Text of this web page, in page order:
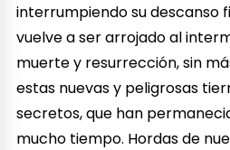
interrumpiendo su descanso
vuelve a ser arrojado al
muerte y resurrección, sin
estas nuevas y peligrosas
secretos, que han
mucho tiempo. Hordas de